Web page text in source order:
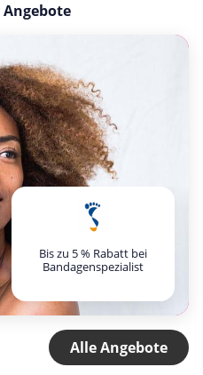
Bis zu 5 % Rabatt bei
Bandagenspezialist
Alle Angebote